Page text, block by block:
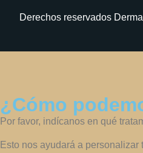
Derechos reservados
¿Cómo
Por favor, indícanos en qué
Esto nos ayudará a